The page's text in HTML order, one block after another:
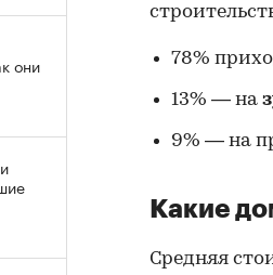
78%
13% — на
9% — на
Какие
Средняя
они